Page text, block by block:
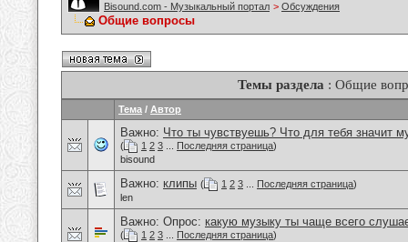
Bisound.com - Музыкальный портал > Обсуждения
Общие вопросы
Темы раздела : Общие
Тема / Автор
Важно: Что ты чувствуешь? Что для тебя значит
( 1 2 3 Последняя страница)
bisound
Важно: клипы ( 1 2 3 Последняя страница)
len
Важно: Опрос: какую музыку ты чаще всего
( 1 2 3 Последняя страница)